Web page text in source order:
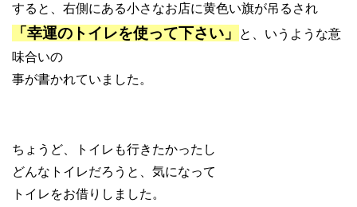
すると、右側にある小さなお店に黄色い旗が吊るされ
「幸運のトイレを使って下さい」
と、いうような意
味合いの
事が書かれていました。
ちょうど、トイレも行きたかったし
どんなトイレだろうと、気になって
トイレをお借りしました。